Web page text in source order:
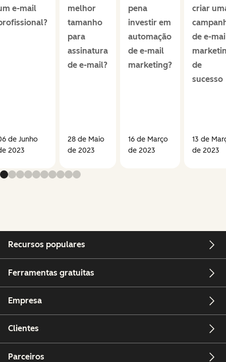
e-mail
de Junho
2023
melhor
tamanho
para
assinatura
de e-mail?
28 de Maio
de 2023
pena
investir em
automação
de e-mail
marketing?
16 de Março
de 2023
criar
de e-
de
sucesso
13 de
de 2023
Recursos populares
Ferramentas gratuitas
Empresa
Clientes
Parceiros